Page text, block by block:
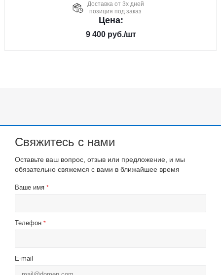
Доставка от 3х дней
позиция под заказ
Цена:
9 400руб./шт
Свяжитесь с нами
Оставьте ваш вопрос, отзыв или предложение, и мы
обязательно свяжемся с вами в ближайшее время
Ваше имя *
Телефон *
E-mail